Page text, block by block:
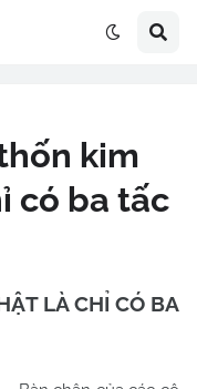
kim
có ba tấc
LÀ CHỈ CÓ BA